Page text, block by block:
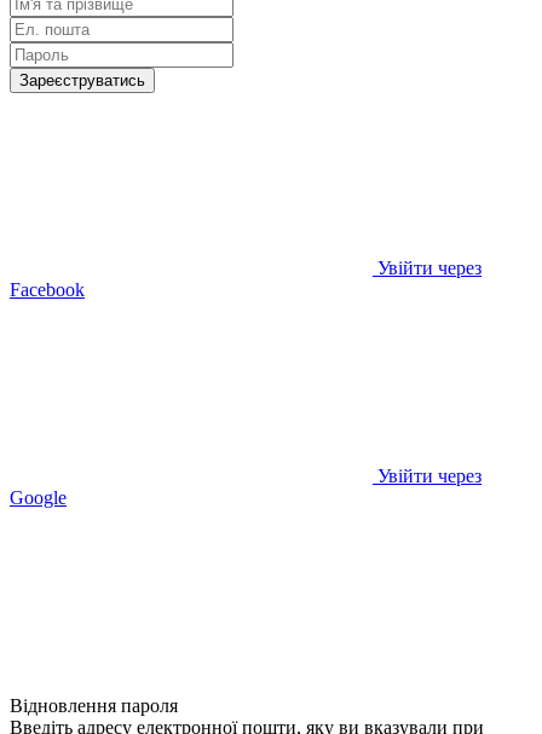
Зареєструватись
Увійти через
Facebook
Увійти через
Google
Відновлення пароля
Введіть адресу електронної пошти, яку ви вказували при